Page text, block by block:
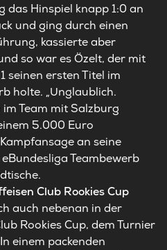
das Hinspiel knapp 1:0 an
und ging durch einen
kassierte aber
so war es Özelt, der mit
seinen ersten Titel im
holte. „Unglaublich.
Team mit Salzburg
5.000 Euro
an seine
Teambewerb
Club Rookies Cup
auch nebenan in der
Rookies Cup, dem Turnier
einem packenden